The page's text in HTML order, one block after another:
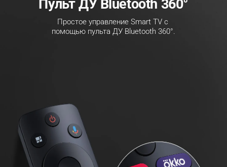
Пульт ДУ Bluetooth 360°
Простое управление Smart TV с
помощью пульта ДУ Bluetooth 360°.